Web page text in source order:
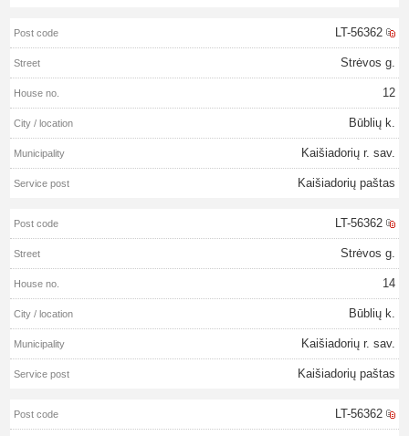
LT-56362
Strėvos g.
12
Būblių k.
Kaišiadorių r. sav.
Kaišiadorių paštas
LT-56362
Strėvos g.
14
Būblių k.
Kaišiadorių r. sav.
Kaišiadorių paštas
LT-56362